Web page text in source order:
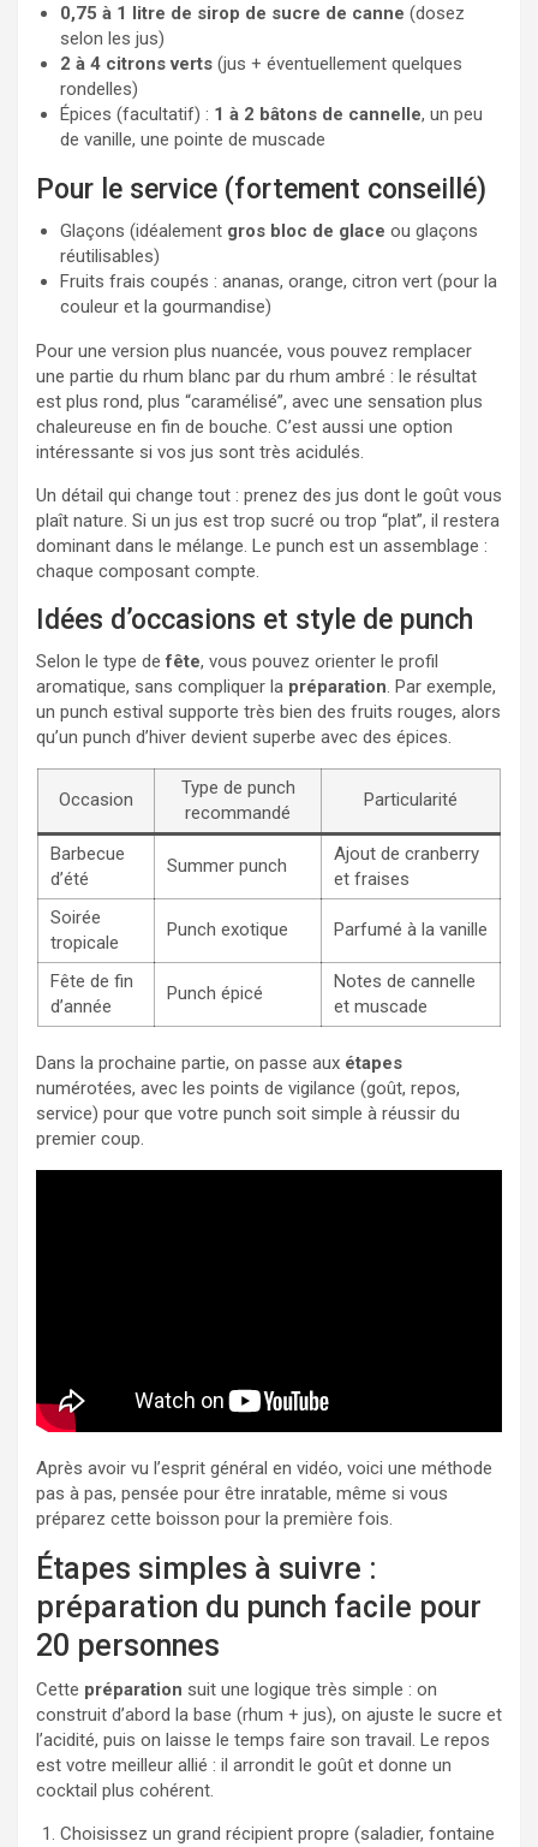
0,75 à 1 litre de sirop de sucre de canne (dosez
selon les jus)
2 à 4 citrons verts (jus + éventuellement quelques
rondelles)
Épices (facultatif) : 1 à 2 bâtons de cannelle, un peu
de vanille, une pointe de muscade
Pour le service (fortement conseillé)
Glaçons (idéalement gros bloc de glace ou glaçons
réutilisables)
Fruits frais coupés : ananas, orange, citron vert (pour la
couleur et la gourmandise)
Pour une version plus nuancée, vous pouvez remplacer
une partie du rhum blanc par du rhum ambré : le résultat
est plus rond, plus “caramélisé”, avec une sensation plus
chaleureuse en fin de bouche. C’est aussi une option
intéressante si vos jus sont très acidulés.
Un détail qui change tout : prenez des jus dont le goût vous
plaît nature. Si un jus est trop sucré ou trop “plat”, il restera
dominant dans le mélange. Le punch est un assemblage :
chaque composant compte.
Idées d’occasions et style de punch
Selon le type defête, vous pouvez orienter le profil
aromatique, sans compliquer la préparation. Par exemple,
un punch estival supporte très bien des fruits rouges, alors
qu’un punch d’hiver devient superbe avec des épices.
Occasion
Type de punch
recommandé
Particularité
Barbecue
d’été
Summer punch
Ajout de cranberry
et fraises
Soirée
tropicale
Punch exotique Parfumé à la vanille
Fête de fin
d’année
Punch épicé
Notes de cannelle
et muscade
Dans la prochaine partie, on passe aux étapes
numérotées, avec les points de vigilance (goût, repos,
service) pour que votre punch soit simple à réussir du
premier coup.
Après avoir vu l’esprit général en vidéo, voici une méthode
pas à pas, pensée pour être inratable, même si vous
préparez cette boisson pour la première fois.
Étapes simples à suivre :
préparation du punch facile pour
20 personnes
Cette préparation suit une logique très simple : on
construit d’abord la base (rhum + jus), on ajuste le sucre et
l’acidité, puis on laisse le temps faire son travail. Le repos
est votre meilleur allié : il arrondit le goût et donne un
cocktail plus cohérent.
Choisissez un grand récipient propre (saladier, fontaine